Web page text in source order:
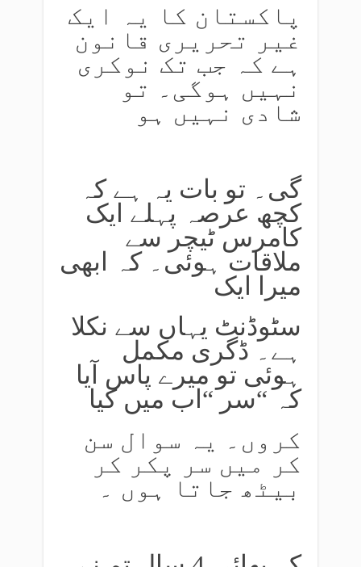
پاکستان کا یہ ایک
غیر تحریری قانون
ہے کہ جب تک نوکری
نہیں ہوگی۔ تو
شادی نہیں ہو
گی۔ تو بات یہ ہے کہ
کچھ عرصہ پہلے ایک
کامرس ٹیچر سے
ملاقات ہوئی۔ کہ ابھی
میرا ایک
سٹوڈنٹ یہاں سے نکلا
ہے۔ ڈگری مکمل
ہوئی تو میرے پاس آیا
کہ “سر “اب میں کیا
کروں۔ یہ سوال سن
کر میں سر پکر کر
بیٹھ جاتا ہوں ۔